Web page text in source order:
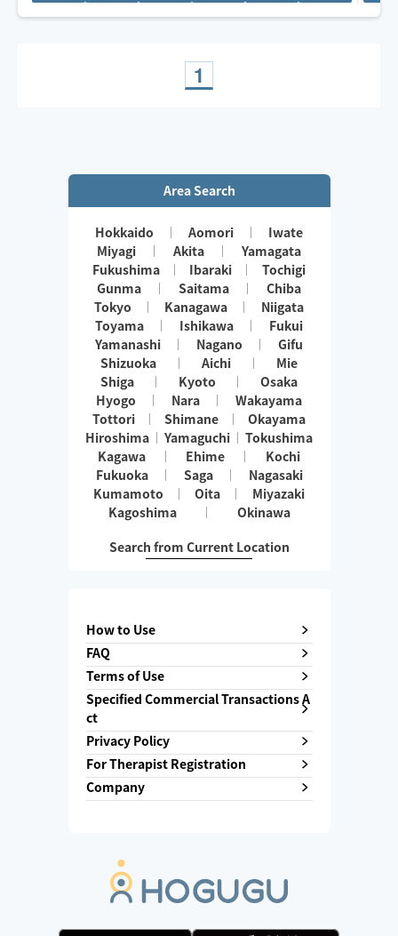
1
Area Search
Hokkaido Aomori
Iwate
Miyagi
Akita
Yamagata
Fukushima
Ibaraki
Tochigi
Gunma
Saitama
Chiba
Tokyo
Kanagawa
Niigata
Toyama
Ishikawa
Fukui
Yamanashi
Nagano
Gifu
Shizuoka
Aichi
Mie
Shiga
Kyoto
Osaka
Hyogo
Nara
Wakayama
Tottori
Shimane
Okayama
Hiroshima
Yamaguchi
Tokushima
Kagawa
Ehime
Kochi
Fukuoka
Saga
Nagasaki
Kumamoto
Oita
Miyazaki
Kagoshima
Okinawa
Search from Current Location
How to Use
FAQ
Terms of Use
Specified Commercial Transactions A
ct
Privacy Policy
For Therapist Registration
Company